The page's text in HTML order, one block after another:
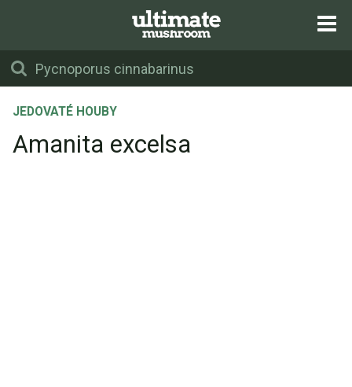
JEDOVATÉ HOUBY
Amanita excelsa